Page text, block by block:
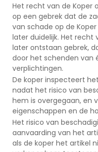
Het recht van de Koper
op een gebrek dat de
van schade op de
later duidelijk. Het recht
later ontstaan gebrek,
door het schenden van
verplichtingen.
De koper inspecteert
nadat het risico van
hem is overgegaan, en
eigenschappen en de
Het risico van
aanvaarding van het
als de koper het artikel